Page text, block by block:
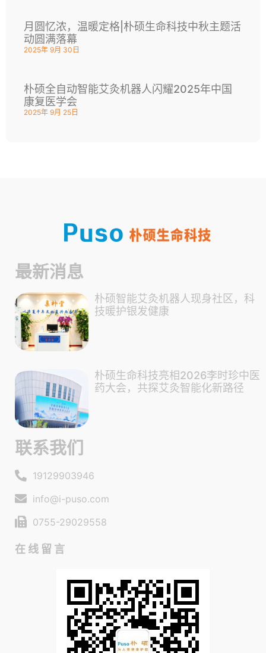
月圆忆浓，温暖定格|朴硕生命科技中秋主题活
动圆满落幕
2025年 9月 30日
朴硕全自动智能艾灸机器人闪耀2025年中国
康复医学会
2025年 9月 25日
最新消息
朴硕智能艾灸机器人现身社区，科
技暖护银发健康
朴硕生命科技亮相2026李时珍中医
药大会，共探艾灸智能化新路径
联系我们
19129903946
info@i-puso.com
0755-29029558
在线留言